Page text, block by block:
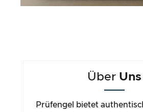
Über Uns
Prüfengel bietet